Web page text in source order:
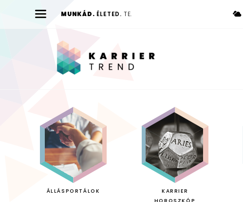
MUNKÁD. ÉLETED. TE.
ÁLLÁSPORTÁLOK
KARRIER
HOROSZKÓP